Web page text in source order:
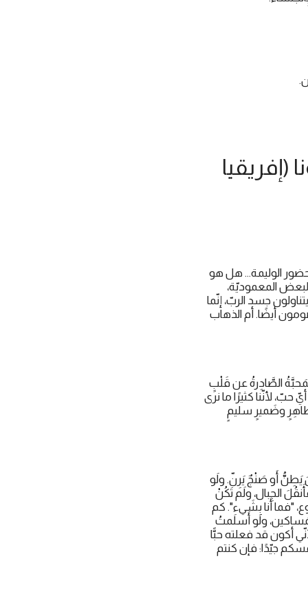
هيبّونا (إفريقيا
حضور الوليمة... هل هو
المعموديّة،
جسد الربّ، إنّما
أوَليس الأشرار يصومون أيضًا. أم الذهاب
الصَّادِرةُ عن قَلْبٍ
لا نقصد أيّ حبّ، لأنّنا كثيرًا ما نرى
طاهِرٍ وضَميرٍ سليمٍ
يَطِنُّ أَو صَنْجٌ يَرِنّ. ولَو
الجِبال، ولَم تَكُنْ
الرّب يسوع، "فما أَنا بِشَيء". كم
ولَو أَسلَمتُ
13: 3)، ما يجديني ذلك نفعًا لأنّي أكون قد فعلته حبًّا
جيّدًا: فإن كنتم